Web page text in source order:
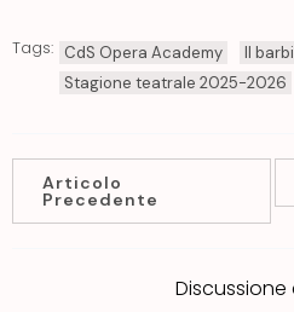
Tags: CdS Opera Academy Il
Stagione teatrale 2025-2026
Articolo
Precedente
Discussione